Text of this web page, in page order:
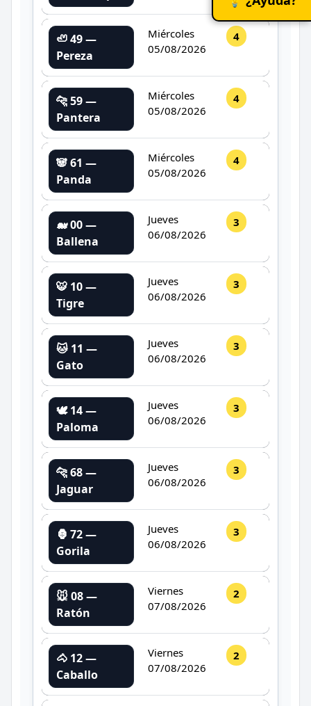
🦥 49 —
Pereza
Miércoles
05/08/2026
4
🐆 59 —
Pantera
Miércoles
05/08/2026
4
🐼 61 —
Panda
Miércoles
05/08/2026
4
🐋 00 —
Ballena
Jueves
06/08/2026
3
🐯 10 —
Tigre
Jueves
06/08/2026
3
🐱 11 —
Gato
Jueves
06/08/2026
3
🕊️ 14 —
Paloma
Jueves
06/08/2026
3
🐆 68 —
Jaguar
Jueves
06/08/2026
3
🦍 72 —
Gorila
Jueves
06/08/2026
3
🐭 08 —
Ratón
Viernes
07/08/2026
2
🐴 12 —
Caballo
Viernes
07/08/2026
2